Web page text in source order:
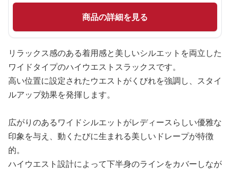
商品の詳細を見る
リラックス感のある着用感と美しいシルエットを両立した
ワイドタイプのハイウエストスラックスです。
高い位置に設定されたウエストがくびれを強調し、スタイ
ルアップ効果を発揮します。
広がりのあるワイドシルエットがレディースらしい優雅な
印象を与え、動くたびに生まれる美しいドレープが特徴
的。
ハイウエスト設計によって下半身のラインをカバーしなが